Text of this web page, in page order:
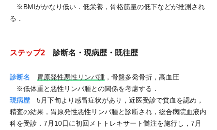
※BMIがかなり低い．低栄養，骨格筋量の低下などが推測され
る．
ステップ2 診断名・現病歴・既往歴
診断名 胃原発性悪性リンパ腫 ，骨盤多発骨折，高血圧
※低体重と悪性リンパ腫との関係を考慮する．
現病歴 5月下旬より感冒症状があり，近医受診で貧血を認め，
精査の結果，胃原発性悪性リンパ腫と診断され，総合病院血液内
科を受診．7月10日に初回メトトレキサート髄注を施行し，7月